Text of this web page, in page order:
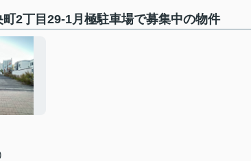
2丁目29-1月極駐車場で募集中の物件